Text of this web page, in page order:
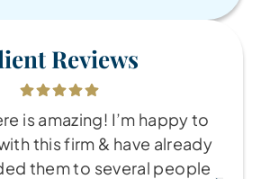
Reviews
is amazing! I’m happy to
this firm & have already
them to several people